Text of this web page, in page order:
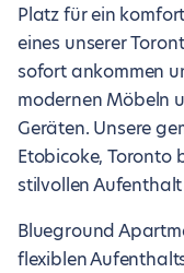
Platz für ein
eines unserer
sofort ankommen
modernen Möbeln
Geräten. Unsere
Etobicoke, Toronto
stilvollen
Blueground
flexiblen